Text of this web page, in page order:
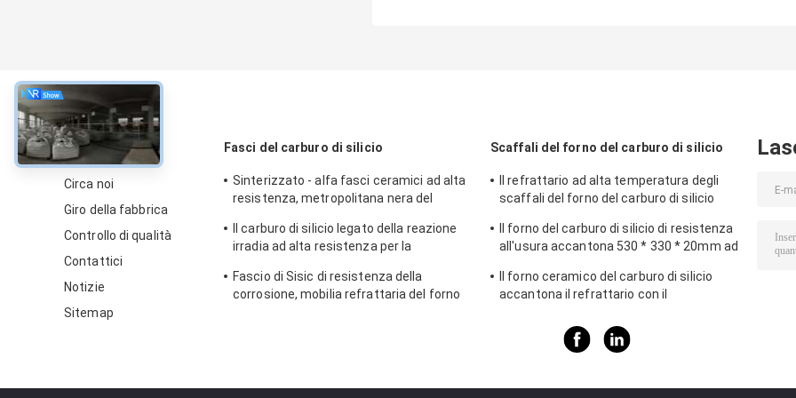
circa
Circa noi
Giro della fabbrica
Controllo di qualità
Contattici
Notizie
Sitemap
Fasci del carburo di silicio
Sinterizzato - alfa fasci ceramici ad alta
resistenza, metropolitana nera del
Il carburo di silicio legato della reazione
irradia ad alta resistenza per la
forno
Fascio di Sisic di resistenza della
corrosione, mobilia refrattaria del forno
Scaffali del forno del carburo di silicio
Il refrattario ad alta temperatura degli
scaffali del forno del carburo di silicio
Il forno del carburo di silicio di resistenza
all'usura accantona 530 * 330 * 20mm ad
Il forno ceramico del carburo di silicio
accantona il refrattario con il